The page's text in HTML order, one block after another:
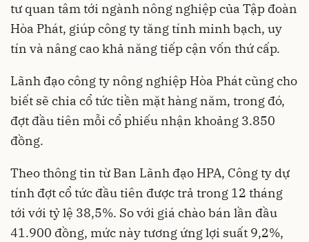
tư quan tâm tới ngành nông nghiệp của Tập đoàn
Hòa Phát, giúp công ty tăng tính minh bạch, uy
tín và nâng cao khả năng tiếp cận vốn thứ cấp.
Lãnh đạo công ty nông nghiệp Hòa Phát cũng cho
biết sẽ chia cổ tức tiền mặt hàng năm, trong đó,
đợt đầu tiên mỗi cổ phiếu nhận khoảng 3.850
đồng.
Theo thông tin từ Ban Lãnh đạo HPA, Công ty dự
tính đợt cổ tức đầu tiên được trả trong 12 tháng
tới với tỷ lệ 38,5%. So với giá chào bán lần đầu
41.900 đồng, mức này tương ứng lợi suất 9,2%,